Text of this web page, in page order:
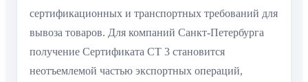
сертификационных и транспортных требований для
вывоза товаров. Для компаний Санкт-Петербурга
получение Сертификата СТ 3 становится
неотъемлемой частью экспортных операций,